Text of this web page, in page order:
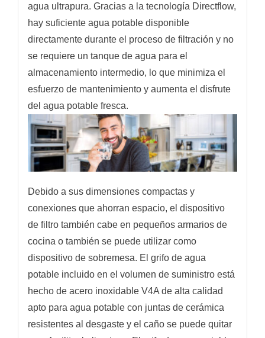
agua ultrapura. Gracias a la tecnología Directflow,
hay suficiente agua potable disponible
directamente durante el proceso de filtración y no
se requiere un tanque de agua para el
almacenamiento intermedio, lo que minimiza el
esfuerzo de mantenimiento y aumenta el disfrute
del agua potable fresca.
Debido a sus dimensiones compactas y
conexiones que ahorran espacio, el dispositivo
de filtro también cabe en pequeños armarios de
cocina o también se puede utilizar como
dispositivo de sobremesa. El grifo de agua
potable incluido en el volumen de suministro está
hecho de acero inoxidable V4A de alta calidad
apto para agua potable con juntas de cerámica
resistentes al desgaste y el caño se puede quitar